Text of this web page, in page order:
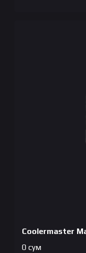
Coolermaster
0 сум